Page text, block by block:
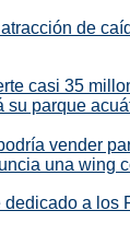
de
casi 35
su parque
vender
una wing
dedicado a los